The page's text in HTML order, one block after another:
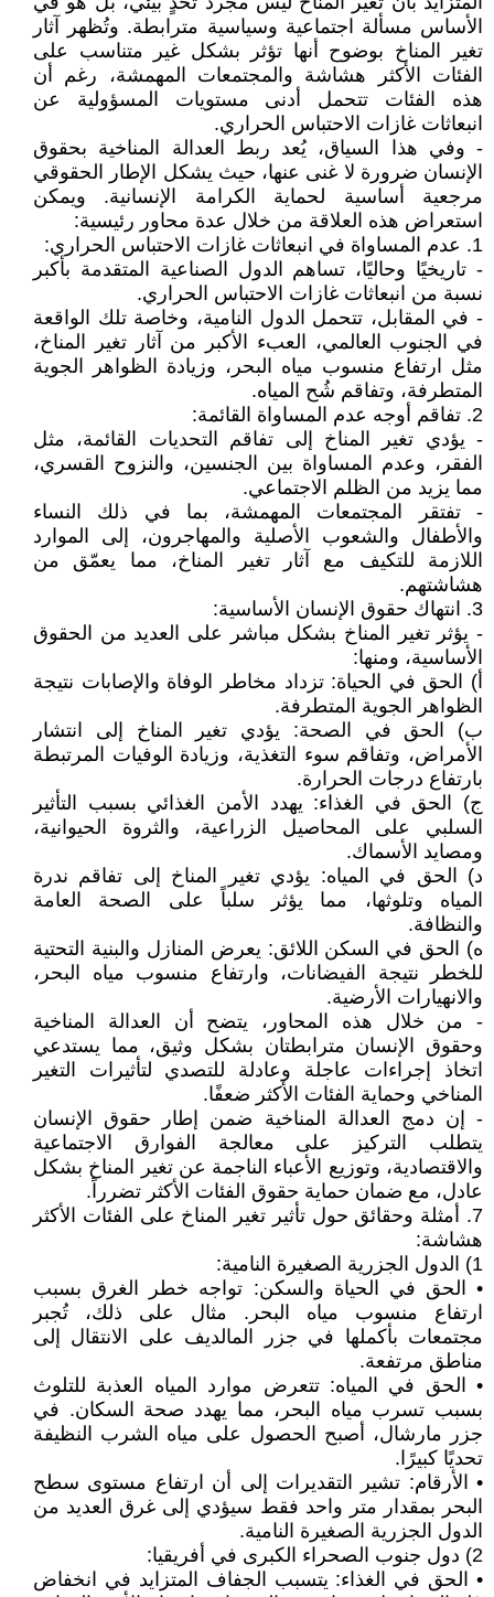
الأساس مسألة اجتماعية وسياسية مترابطة. وتُظهر آثار
تغير المناخ بوضوح أنها تؤثر بشكل غير متناسب على
الفئات الأكثر هشاشة والمجتمعات المهمشة، رغم أن
هذه الفئات تتحمل أدنى مستويات المسؤولية عن
انبعاثات غازات الاحتباس الحراري.
- وفي هذا السياق، يُعد ربط العدالة المناخية بحقوق
الإنسان ضرورة لا غنى عنها، حيث يشكل الإطار الحقوقي
مرجعية أساسية لحماية الكرامة الإنسانية. ويمكن
استعراض هذه العلاقة من خلال عدة محاور رئيسية:
1. عدم المساواة في انبعاثات غازات الاحتباس الحراري:
- تاريخيًا وحاليًا، تساهم الدول الصناعية المتقدمة بأكبر
نسبة من انبعاثات غازات الاحتباس الحراري.
- في المقابل، تتحمل الدول النامية، وخاصة تلك الواقعة
في الجنوب العالمي، العبء الأكبر من آثار تغير المناخ،
مثل ارتفاع منسوب مياه البحر، وزيادة الظواهر الجوية
المتطرفة، وتفاقم شُح المياه.
2. تفاقم أوجه عدم المساواة القائمة:
- يؤدي تغير المناخ إلى تفاقم التحديات القائمة، مثل
الفقر، وعدم المساواة بين الجنسين، والنزوح القسري،
مما يزيد من الظلم الاجتماعي.
- تفتقر المجتمعات المهمشة، بما في ذلك النساء
والأطفال والشعوب الأصلية والمهاجرون، إلى الموارد
اللازمة للتكيف مع آثار تغير المناخ، مما يعمّق من
هشاشتهم.
3. انتهاك حقوق الإنسان الأساسية:
- يؤثر تغير المناخ بشكل مباشر على العديد من الحقوق
الأساسية، ومنها:
‌أ) الحق في الحياة: تزداد مخاطر الوفاة والإصابات نتيجة
الظواهر الجوية المتطرفة.
‌ب) الحق في الصحة: يؤدي تغير المناخ إلى انتشار
الأمراض، وتفاقم سوء التغذية، وزيادة الوفيات المرتبطة
بارتفاع درجات الحرارة.
‌ج) الحق في الغذاء: يهدد الأمن الغذائي بسبب التأثير
السلبي على المحاصيل الزراعية، والثروة الحيوانية،
ومصايد الأسماك.
‌د) الحق في المياه: يؤدي تغير المناخ إلى تفاقم ندرة
المياه وتلوثها، مما يؤثر سلباً على الصحة العامة
والنظافة.
‌ه) الحق في السكن اللائق: يعرض المنازل والبنية التحتية
للخطر نتيجة الفيضانات، وارتفاع منسوب مياه البحر،
والانهيارات الأرضية.
- من خلال هذه المحاور، يتضح أن العدالة المناخية
وحقوق الإنسان مترابطتان بشكل وثيق، مما يستدعي
اتخاذ إجراءات عاجلة وعادلة للتصدي لتأثيرات التغير
المناخي وحماية الفئات الأكثر ضعفًا.
- إن دمج العدالة المناخية ضمن إطار حقوق الإنسان
يتطلب التركيز على معالجة الفوارق الاجتماعية
والاقتصادية، وتوزيع الأعباء الناجمة عن تغير المناخ بشكل
عادل، مع ضمان حماية حقوق الفئات الأكثر تضرراً.
7. أمثلة وحقائق حول تأثير تغير المناخ على الفئات الأكثر
هشاشة:
1) الدول الجزرية الصغيرة النامية:
• الحق في الحياة والسكن: تواجه خطر الغرق بسبب
ارتفاع منسوب مياه البحر. مثال على ذلك، تُجبر
مجتمعات بأكملها في جزر المالديف على الانتقال إلى
مناطق مرتفعة.
• الحق في المياه: تتعرض موارد المياه العذبة للتلوث
بسبب تسرب مياه البحر، مما يهدد صحة السكان. في
جزر مارشال، أصبح الحصول على مياه الشرب النظيفة
تحديًا كبيرًا.
• الأرقام: تشير التقديرات إلى أن ارتفاع مستوى سطح
البحر بمقدار متر واحد فقط سيؤدي إلى غرق العديد من
الدول الجزرية الصغيرة النامية.
2) دول جنوب الصحراء الكبرى في أفريقيا:
• الحق في الغذاء: يتسبب الجفاف المتزايد في انخفاض